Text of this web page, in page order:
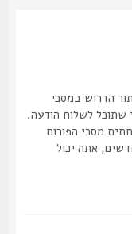
במסכי
לשלוח הודעה.
הפורום
אתה יכול